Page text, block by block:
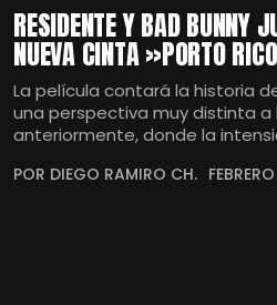
RESIDENTE Y BAD BUNNY
NUEVA CINTA »PORTO
La película contará la historia
una perspectiva muy distinta a
anteriormente, donde la
POR DIEGO RAMIRO CH.